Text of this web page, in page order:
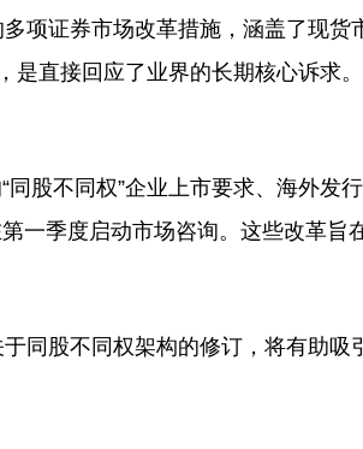
项证券市场改革措施，涵盖了现货
是直接回应了业界的长期核心诉求
股不同权”企业上市要求、海外发
一季度启动市场咨询。这些改革旨
同股不同权架构的修订，将有助吸